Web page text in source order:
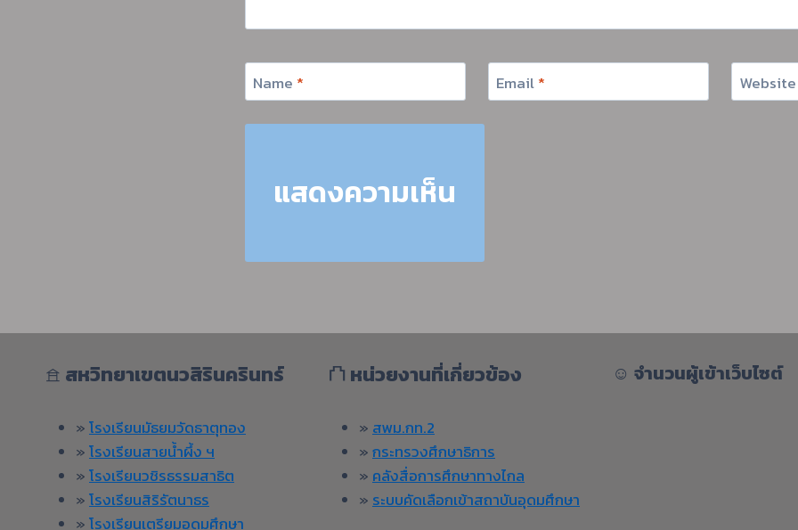
Name * Email* Website
𖠿 สหวิทยาเขตนวสิรินครินทร์
»โรงเรียนมัธยมวัดธาตุทอง
»โรงเรียนสายน้ำผึ้ง ฯ
»โรงเรียนวชิรธรรมสาธิต
»โรงเรียนสิริรัตนาธร
»โรงเรียนเตรียมอุดมศึกษา
⛫ หน่วยงานที่เกี่ยวข้อง
» สพม.กท.2
»กระทรวงศึกษาธิการ
» คลังสื่อการศึกษาทางไกล
» ระบบคัดเลือกเข้าสถาบันอุดมศึกษา
☺︎ จำนวนผู้เข้าเว็บไซต์